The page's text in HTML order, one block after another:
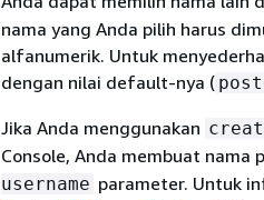
nama yang Anda pilih harus
alfanumerik. Untuk
dengan nilai default-nya (
Jika Anda menggunakan
Console, Anda membuat nama
username parameter. Untuk